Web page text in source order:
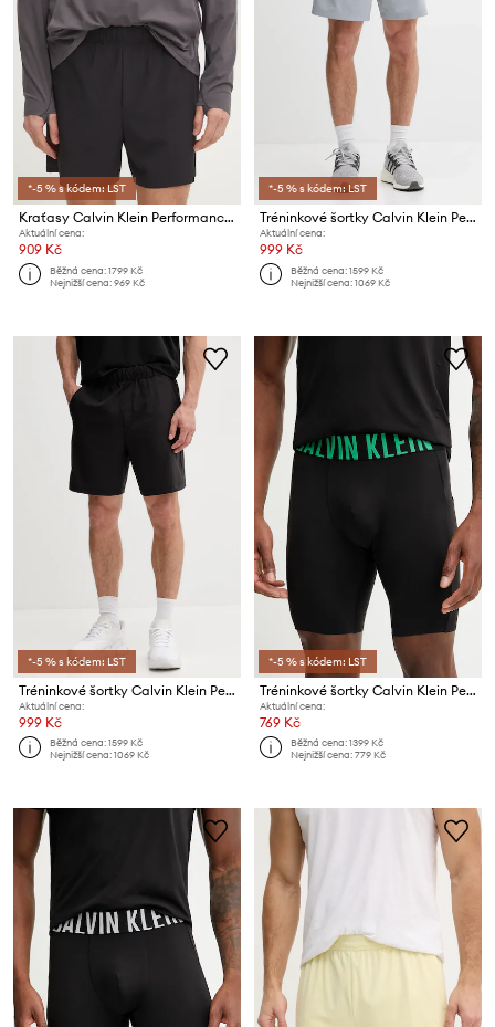
*-5 % s kódem: LST
Kraťasy Calvin Klein Performance
Aktuální cena:
909 Kč
Běžná cena:1799 Kč
Nejnižší cena:969 Kč
*-5 % s kódem: LST
Tréninkové šortky Calvin Klein Performance
Aktuální cena:
999 Kč
Běžná cena:1599 Kč
Nejnižší cena:1069 Kč
*-5 % s kódem: LST
Tréninkové šortky Calvin Klein Performance
Aktuální cena:
999 Kč
Běžná cena:1599 Kč
Nejnižší cena:1069 Kč
*-5 % s kódem: LST
Tréninkové šortky Calvin Klein Performance
Aktuální cena:
769 Kč
Běžná cena:1399 Kč
Nejnižší cena:779 Kč